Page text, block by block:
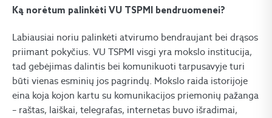
Ką norėtum palinkėti VU TSPMI bendruomenei?
Labiausiai noriu palinkėti atvirumo bendraujant bei drąsos
priimant pokyčius. VU TSPMI visgi yra mokslo institucija,
tad gebėjimas dalintis bei komunikuoti tarpusavyje turi
būti vienas esminių jos pagrindų. Mokslo raida istorijoje
eina koja kojon kartu su komunikacijos priemonių pažanga
– raštas, laiškai, telegrafas, internetas buvo išradimai,